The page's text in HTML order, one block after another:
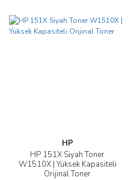
HP
HP 151X Siyah Toner
W1510X | Yüksek Kapasiteli
Orijinal Toner